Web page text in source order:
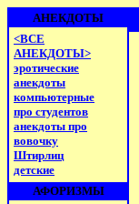
АНЕКДОТЫ
<ВСЕ
АНЕКДОТЫ>
эротические
анекдоты
компьютерные
про студентов
анекдоты про
вовочку
Штирлиц
детские
АФОРИЗМЫ